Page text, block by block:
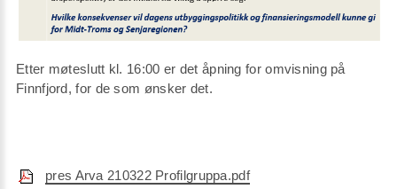
Etter møteslutt kl. 16:00 er det åpning for omvisning på
Finnfjord, for de som ønsker det.
pres Arva 210322 Profilgruppa.pdf